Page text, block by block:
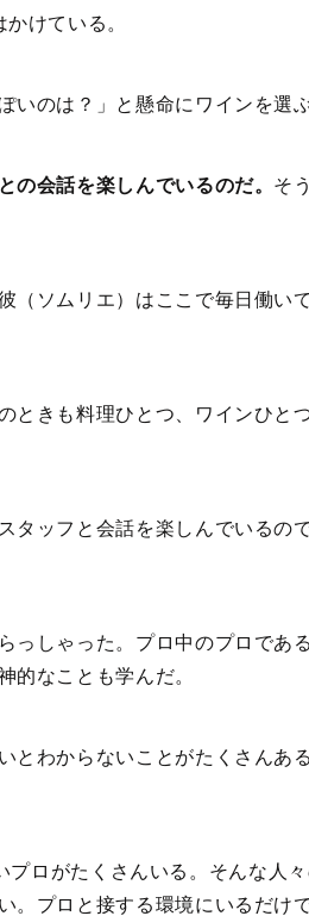
けている。
いのは？」と懸命にワインを選ぶ
の会話を楽しんでいるのだ。 そ
（ソムリエ）はここで毎日働い
ときも料理ひとつ、ワインひと
タッフと会話を楽しんでいるの
っしゃった。プロ中のプロであ
的なことも学んだ。
とわからないことがたくさんあ
ロがたくさんいる。そんな人
。プロと接する環境にいるだけ